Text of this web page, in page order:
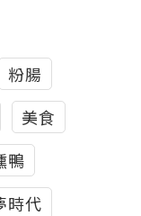
粉腸
美食
鴨
時代